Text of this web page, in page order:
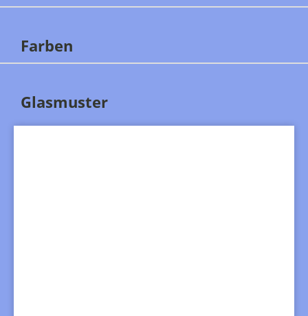
Farben
Glasmuster